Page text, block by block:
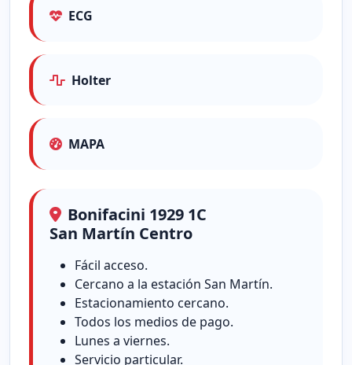
ECG
Holter
MAPA
Bonifacini 1929 1C
San Martín Centro
Fácil acceso.
Cercano a la estación San Martín.
Estacionamiento cercano.
Todos los medios de pago.
Lunes a viernes.
Servicio particular.